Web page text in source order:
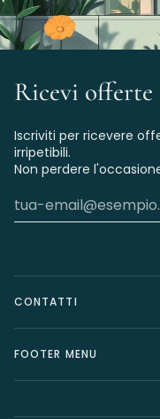
Ricevi offerte
Iscriviti per ricevere
irripetibili.
Non perdere
CONTATTI
FOOTER MENU